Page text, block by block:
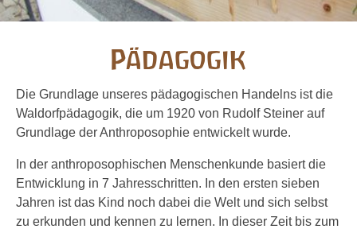
Pädagogik
Die Grundlage unseres pädagogischen Handelns ist die
Waldorfpädagogik, die um 1920 von Rudolf Steiner auf
Grundlage der Anthroposophie entwickelt wurde.
In der anthroposophischen Menschenkunde basiert die
Entwicklung in 7 Jahresschritten. In den ersten sieben
Jahren ist das Kind noch dabei die Welt und sich selbst
zu erkunden und kennen zu lernen. In dieser Zeit bis zum